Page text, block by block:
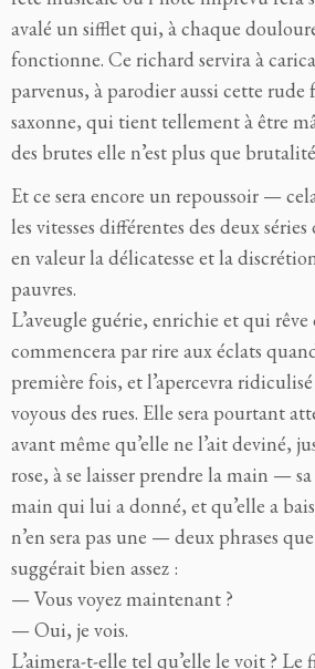
avalé un sifflet qui, à chaque
fonctionne. Ce richard servira à
parvenus, à parodier aussi cette
saxonne, qui tient tellement à être
des brutes elle n’est plus que
Et ce sera encore un repoussoir —
les vitesses différentes des deux
en valeur la délicatesse et la
pauvres.
L’aveugle guérie, enrichie et qui
commencera par rire aux éclats
première fois, et l’apercevra
voyous des rues. Elle sera pourtant
avant même qu’elle ne l’ait deviné,
rose, à se laisser prendre la main —
main qui lui a donné, et qu’elle a
n’en sera pas une — deux phrases
suggérait bien assez :
— Vous voyez maintenant ?
— Oui, je vois.
L’aimera-t-elle tel qu’elle le voit ? Le